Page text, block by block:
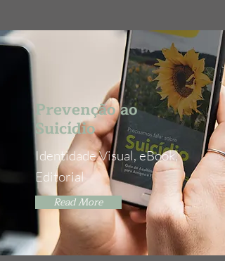
Prevenção ao
Suicídio
Identidade Visual, eBook,
Editorial
Read More